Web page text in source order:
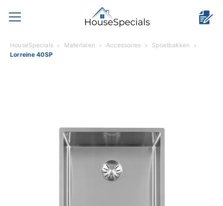
HouseSpecials Materialen Accessoires
Spoelbakken
Lorreine 40SP